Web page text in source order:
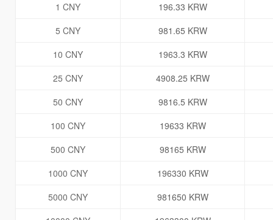
1 CNY
196.33 KRW
5 CNY
981.65 KRW
10 CNY
1963.3 KRW
25 CNY
4908.25 KRW
50 CNY
9816.5 KRW
100 CNY
19633 KRW
500 CNY
98165 KRW
1000 CNY
196330 KRW
5000 CNY
981650 KRW